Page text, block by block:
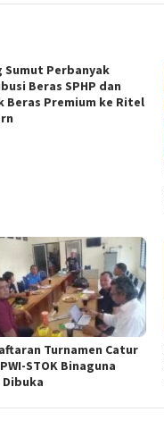
Sumut Perbanyak
Beras SPHP dan
Beras Premium ke Ritel
Turnamen Catur
STOK Binaguna
Dibuka